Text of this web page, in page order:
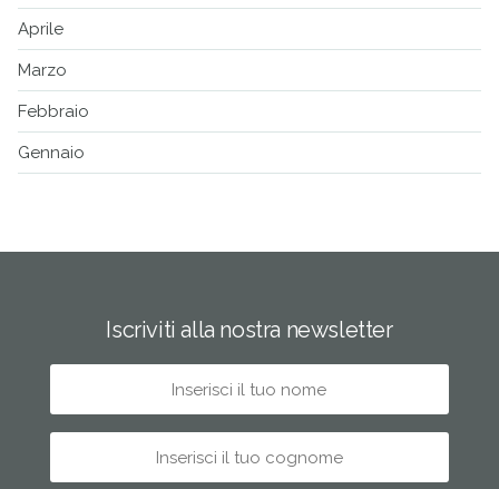
Aprile
Marzo
Febbraio
Gennaio
Iscriviti alla nostra newsletter